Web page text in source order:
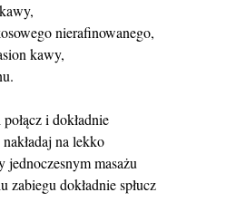
nierafinowanego,
kawy,
i dokładnie
na lekko
jednoczesnym masażu
zabiegu dokładnie spłucz